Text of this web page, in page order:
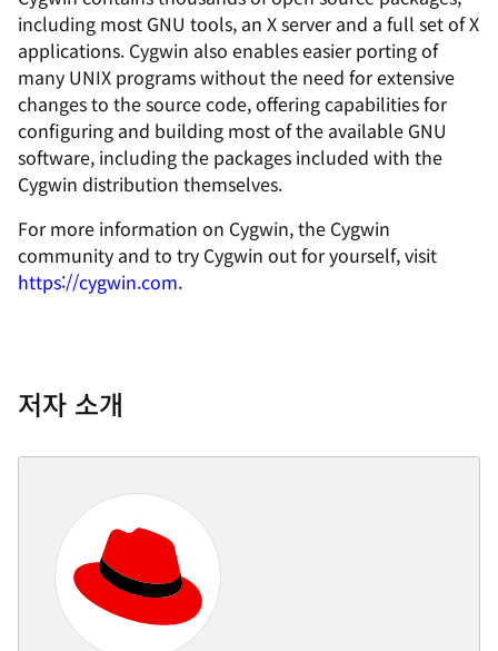
including most GNU tools, an X server and a full set of X
applications. Cygwin also enables easier porting of
many UNIX programs without the need for extensive
changes to the source code, offering capabilities for
configuring and building most of the available GNU
software, including the packages included with the
Cygwin distribution themselves.
For more information on Cygwin, the Cygwin
community and to try Cygwin out for yourself, visit
https://cygwin.com.
저자 소개